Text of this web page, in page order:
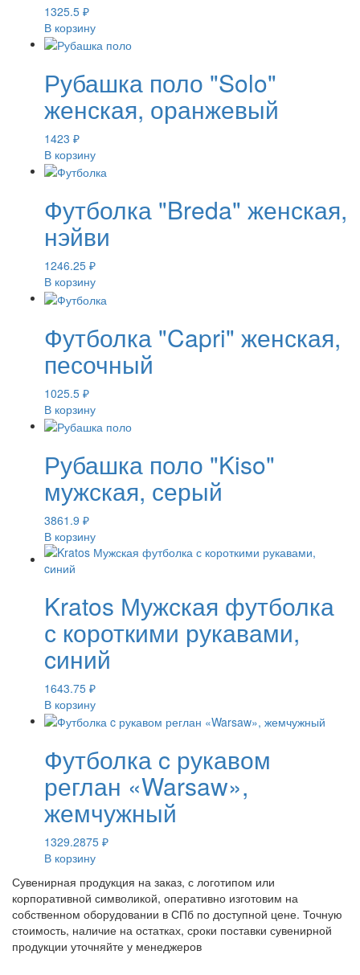
1325.5 ₽
В корзину
Рубашка поло "Solo"
женская, оранжевый
1423 ₽
В корзину
Футболка "Breda" женская,
нэйви
1246.25 ₽
В корзину
Футболка "Capri" женская,
песочный
1025.5 ₽
В корзину
Рубашка поло "Kiso"
мужская, серый
3861.9 ₽
В корзину
Kratos Мужская футболка
с короткими рукавами,
cиний
1643.75 ₽
В корзину
Футболка c рукавом
реглан «Warsaw»,
жемчужный
1329.2875 ₽
В корзину
Сувенирная продукция на заказ, с логотипом или
корпоративной символикой, оперативно изготовим на
собственном оборудовании в СПб по доступной цене. Точную
стоимость, наличие на остатках, сроки поставки сувенирной
продукции уточняйте у менеджеров